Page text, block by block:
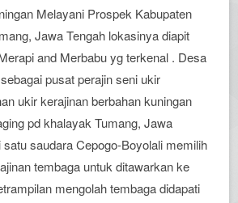
Melayani Prospek Kabupaten
Jawa Tengah lokasinya diapit
and Merbabu yg terkenal . Desa
pusat perajin seni ukir
ukir kerajinan berbahan kuningan
pd khalayak Tumang, Jawa
satu saudara Cepogo-Boyolali memilih
tembaga untuk ditawarkan ke
mengolah tembaga didapati